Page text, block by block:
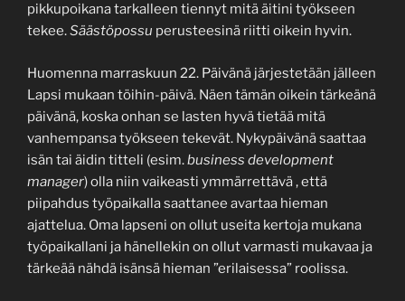
pikkupoikana tarkalleen tiennyt mitä äitini työkseen
tekee.Säästöpossu perusteesinä riitti oikein hyvin.
Huomenna marraskuun 22. Päivänä järjestetään jälleen
Lapsi mukaan töihin-päivä. Näen tämän oikein tärkeänä
päivänä, koska onhan se lasten hyvä tietää mitä
vanhempansa työkseen tekevät. Nykypäivänä saattaa
isän tai äidin titteli (esim.business development
manager) olla niin vaikeasti ymmärrettävä , että
piipahdus työpaikalla saattanee avartaa hieman
ajattelua. Oma lapseni on ollut useita kertoja mukana
työpaikallani ja hänellekin on ollut varmasti mukavaa ja
tärkeää nähdä isänsä hieman ”erilaisessa” roolissa.